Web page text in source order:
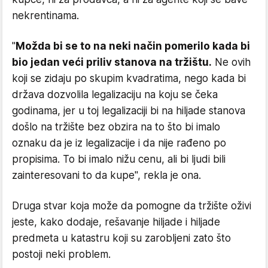
nekrentinama.
"Možda bi se to na neki način pomerilo kada bi
bio jedan veći priliv stanova na tržištu. Ne ovih
koji se zidaju po skupim kvadratima, nego kada bi
država dozvolila legalizaciju na koju se čeka
godinama, jer u toj legalizaciji bi na hiljade stanova
došlo na tržište bez obzira na to što bi imalo
oznaku da je iz legalizacije i da nije rađeno po
propisima. To bi imalo nižu cenu, ali bi ljudi bili
zainteresovani to da kupe", rekla je ona.
Druga stvar koja može da pomogne da tržište oživi
jeste, kako dodaje, rešavanje hiljade i hiljade
predmeta u katastru koji su zarobljeni zato što
postoji neki problem.